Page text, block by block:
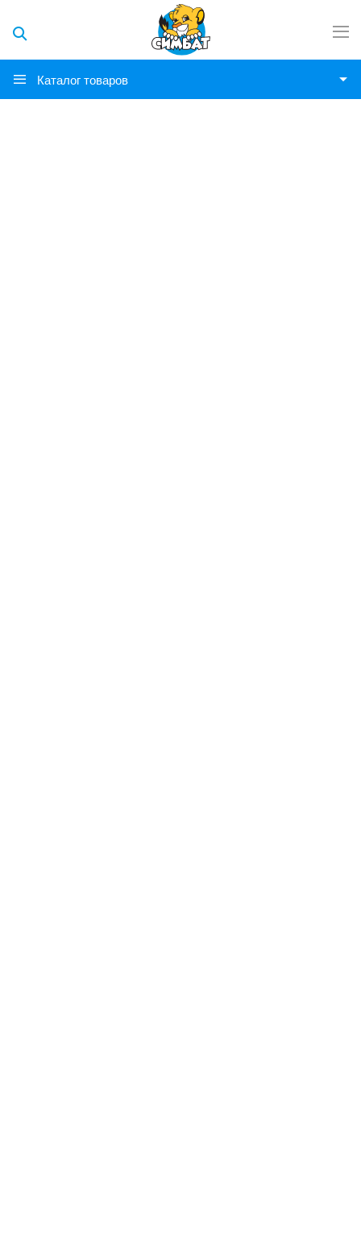
Каталог товаров